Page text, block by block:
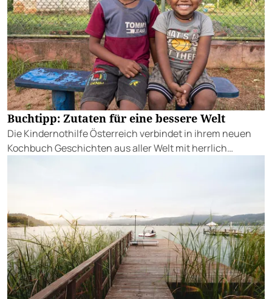
Buchtipp: Zutaten für eine bessere Welt
Die Kindernothilfe Österreich verbindet in ihrem neuen
Kochbuch Geschichten aus aller Welt mit herrlich